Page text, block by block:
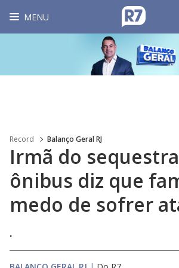
MENU
Record Balanço Geral RJ
Irmã do
ônibus diz que
medo de sofrer
.